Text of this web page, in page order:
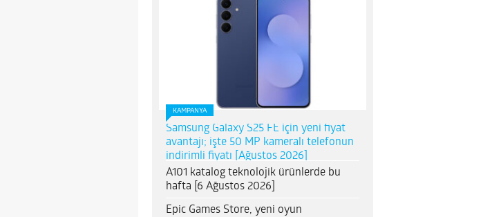
KAMPANYA
Samsung Galaxy S25 FE için yeni fiyat
avantajı; işte 50 MP kameralı telefonun
indirimli fiyatı [Ağustos 2026]
A101 katalog teknolojik ürünlerde bu
hafta [6 Ağustos 2026]
Epic Games Store, yeni oyun